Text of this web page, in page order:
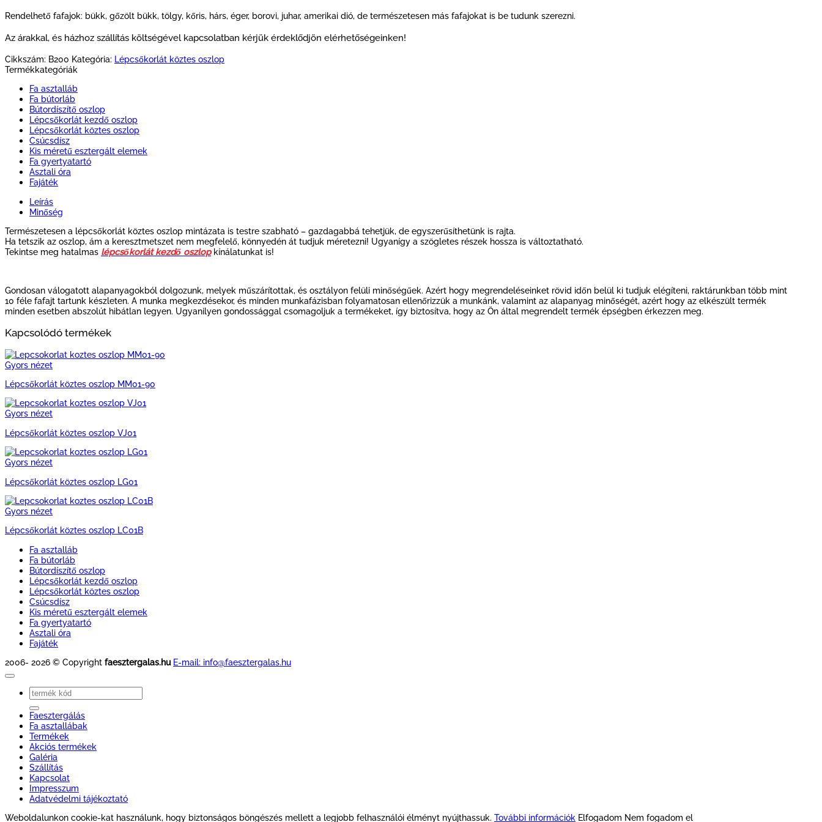
Rendelhető fafajok: bükk, gőzölt bükk, tölgy, kőris, hárs, éger, borovi, juhar, amerikai dió, de természetesen más fafajokat is be tudunk szerezni.
Az árakkal, és házhoz szállítás költségével kapcsolatban kérjük érdeklődjön elérhetőségeinken!
Cikkszám: B200 Kategória: Lépcsőkorlát köztes oszlop
Termékkategóriák
Fa asztalláb
Fa bútorláb
Bútordíszítő oszlop
Lépcsőkorlát kezdő oszlop
Lépcsőkorlát köztes oszlop
Csúcsdísz
Kis méretű esztergált elemek
Fa gyertyatartó
Asztali óra
Fajáték
Leírás
Minőség
Természetesen a lépcsőkorlát köztes oszlop mintázata is testre szabható – gazdagabbá tehetjük, de egyszerűsíthetünk is rajta.
Ha tetszik az oszlop, ám a keresztmetszet nem megfelelő, könnyedén át tudjuk méretezni! Ugyanígy a szögletes részek hossza is változtatható.
Tekintse meg hatalmas lépcsőkorlát kezdő oszlopkínálatunkat is!
Gondosan válogatott alapanyagokból dolgozunk, melyek műszárítottak, és osztályon felüli minőségűek. Azért hogy megrendeléseinket rövid időn belül ki tudjuk elégíteni, raktárunkban több mint
10 féle fafajt tartunk készleten. A munka megkezdésekor, és minden munkafázisban folyamatosan ellenőrizzük a munkánk, valamint az alapanyag minőségét, azért hogy az elkészült termék
minden esetben abszolút hibátlan legyen. Ugyanilyen gondossággal csomagoljuk a termékeket, így biztosítva, hogy az Ön által megrendelt termék épségben érkezzen meg.
Kapcsolódó termékek
Gyors nézet
Lépcsőkorlát köztes oszlop MM01-90
Gyors nézet
Lépcsőkorlát köztes oszlop VJ01
Gyors nézet
Lépcsőkorlát köztes oszlop LG01
Gyors nézet
Lépcsőkorlát köztes oszlop LC01B
Fa asztalláb
Fa bútorláb
Bútordíszítő oszlop
Lépcsőkorlát kezdő oszlop
Lépcsőkorlát köztes oszlop
Csúcsdísz
Kis méretű esztergált elemek
Fa gyertyatartó
Asztali óra
Fajáték
2006- 2026 © Copyright faesztergalas.hu E-mail: info@faesztergalas.hu
Keresés
a
következőre:
Faesztergálás
Fa asztallábak
Termékek
Akciós termékek
Galéria
Szállítás
Kapcsolat
Impresszum
Adatvédelmi tájékoztató
Weboldalunkon cookie-kat használunk, hogy biztonságos böngészés mellett a legjobb felhasználói élményt nyújthassuk. További információk Elfogadom Nem fogadom el